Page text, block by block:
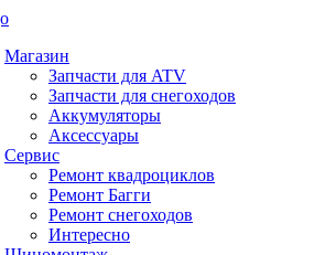
Магазин
Запчасти для ATV
Запчасти для снегоходов
Аккумуляторы
Аксессуары
Сервис
Ремонт квадроциклов
Ремонт Багги
Ремонт снегоходов
Интересно